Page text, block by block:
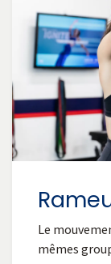
Le
mêmes